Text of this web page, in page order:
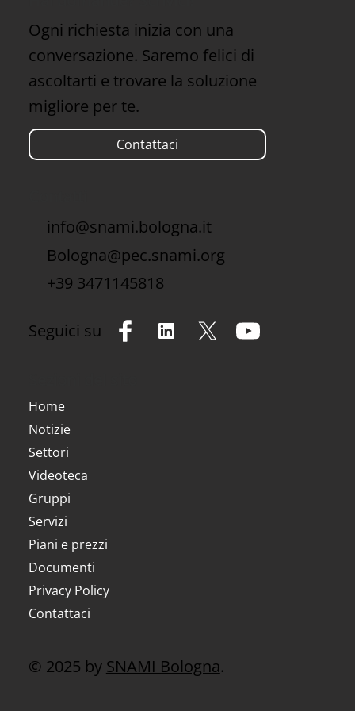
Home
Notizie
Settori
Videoteca
Gruppi
Servizi
Piani e prezzi
Documenti
Privacy Policy
Contattaci
Ogni richiesta inizia con una
conversazione. Saremo felici di
ascoltarti e trovare la soluzione
migliore per te.
Contattaci
Seguici su
info@snami.bologna.it
Bologna@pec.snami.org
+39 3471145818
© 2025 by SNAMI Bologna.